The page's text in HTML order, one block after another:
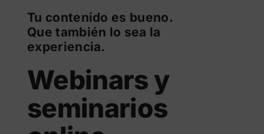
Portfolio
Cuéntanos…
Buscar:
Tu contenido es bueno.
Que también lo sea la
experiencia.
Webinars y
seminarios